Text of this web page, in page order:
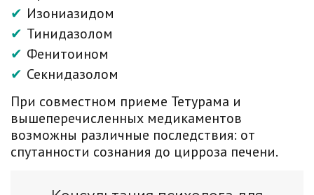
Изониазидом
Тинидазолом
Фенитоином
Секнидазолом
При совместном приеме Тетурама и
вышеперечисленных медикаментов
возможны различные последствия: от
спутанности сознания до цирроза печени.